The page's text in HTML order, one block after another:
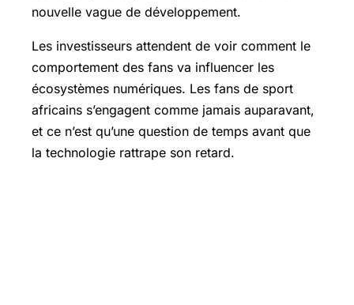
nouvelle vague de développement.
Les investisseurs attendent de voir comment le
comportement des fans va influencer les
écosystèmes numériques. Les fans de sport
africains s’engagent comme jamais auparavant,
et ce n’est qu’une question de temps avant que
la technologie rattrape son retard.